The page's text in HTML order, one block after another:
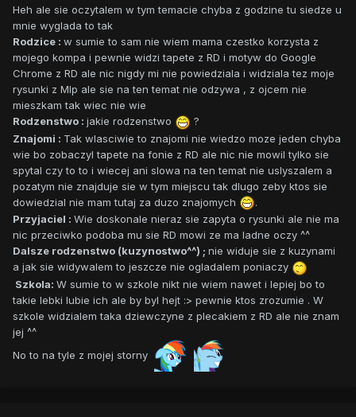
Heh ale sie oczytalem w tym temacie chyba z godzine tu siedze u
mnie wyglada to tak
Rodzice : w sumie to sam nie wiem mama czestko korzysta z
mojego kompa i pewnie widzi tapete z RD i motyw do Google
Chrome z RD ale nic nigdy mi nie powiedziala i widziala tez moje
rysunki z Mlp ale sie na ten temat nie odzywa , z ojcem nie
mieszkam tak wiec nie wie
Rodzenstwo : jakie rodzenstwo
?
Znajomi : Tak wlasciwie to znajomi nie wiedzo moze jeden chyba
wie bo zobaczyl tapete na fonie z RD ale nic nie mowil tylko sie
spytal czy to to i wiecej ani slowa na ten temat nie uslyszalem a
pozatym nie znajduje sie w tym miejscu tak dlugo zeby ktos sie
dowiedzial nie mam tutaj za duzo znajomych
.
Przyjaciel : Wie doskonale nieraz sie zapyta o rysunki ale nie ma
nic przeciwko podoba mu sie RD mowi ze ma ladne oczy ^^
Dalsze rodzenstwo (kuzynostwo^^) ; nie widuje sie z kuzynami
a jak sie widywalem to jeszcze nie ogladalem poniaczy
Szkola: W sumie to w szkole nikt nie wiem nawet i lepiej bo to
takie lebki lubie ich ale by byl hejt :> pewnie ktos zrozumie . W
szkole widzialem taka dziewczyne z plecakiem z RD ale nie znam
jej ^^
No to na tyle z mojej storny